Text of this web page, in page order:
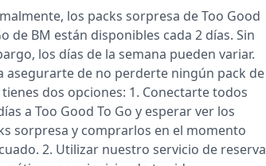
los packs sorpresa de Too Good
de BM están disponibles cada 2 días. Sin
los días de la semana pueden variar.
asegurarte de no perderte ningún pack de
tienes dos opciones: 1. Conectarte todos
a Too Good To Go y esperar ver los
sorpresa y comprarlos en el momento
2. Utilizar nuestro servicio de reserva